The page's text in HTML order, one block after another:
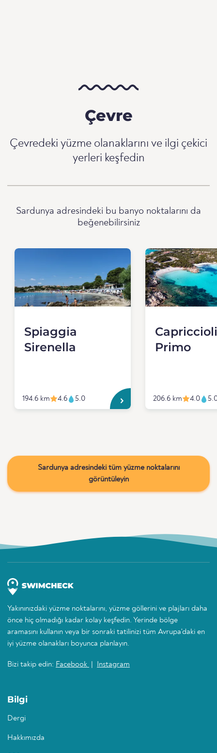
Çevre
Çevredeki yüzme olanaklarını ve ilgi çekici
yerleri keşfedin
Sardunya adresindeki bu banyo noktalarını da
beğenebilirsiniz
Spiaggia
Sirenella
194.6 km 4.6 5.0
Capriccioli
Primo
206.6 km 4.0
Sardunya adresindeki tüm yüzme noktalarını
görüntüleyin
Yakınınızdaki yüzme noktalarını, yüzme göllerini ve plajları daha
önce hiç olmadığı kadar kolay keşfedin. Yerinde bölge
aramasını kullanın veya bir sonraki tatilinizi tüm Avrupa'daki en
iyi yüzme olanakları boyunca planlayın.
Bizi takip edin: Facebook Instagram
Bilgi
Dergi
Hakkımızda